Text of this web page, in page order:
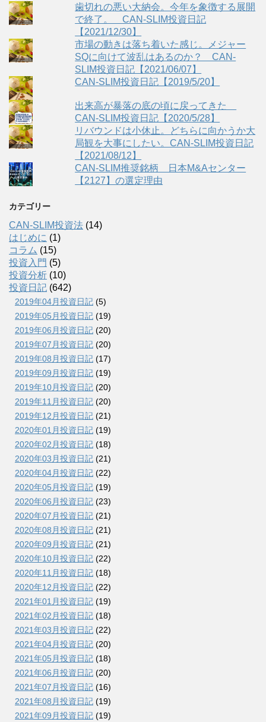
歯切れの悪い大納会。今年を象徴する展開
で終了。 CAN-SLIM投資日記
【2021/12/30】
市場の動きは落ち着いた感じ。メジャー
SQに向けて波乱はあるのか？ CAN-
SLIM投資日記【2021/06/07】
CAN-SLIM投資日記【2019/5/20】
出来高が暴落の底の頃に戻ってきた
CAN-SLIM投資日記【2020/5/28】
リバウンドは小休止。どちらに向かうか大
局観を大事にしたい。CAN-SLIM投資日記
【2021/08/12】
CAN-SLIM推奨銘柄 日本M&Aセンター
【2127】の選定理由
カテゴリー
CAN-SLIM投資法 (14)
はじめに (1)
コラム (15)
投資入門 (5)
投資分析 (10)
投資日記 (642)
2019年04月投資日記 (5)
2019年05月投資日記 (19)
2019年06月投資日記 (20)
2019年07月投資日記 (20)
2019年08月投資日記 (17)
2019年09月投資日記 (19)
2019年10月投資日記 (20)
2019年11月投資日記 (20)
2019年12月投資日記 (21)
2020年01月投資日記 (19)
2020年02月投資日記 (18)
2020年03月投資日記 (21)
2020年04月投資日記 (22)
2020年05月投資日記 (19)
2020年06月投資日記 (23)
2020年07月投資日記 (21)
2020年08月投資日記 (21)
2020年09月投資日記 (21)
2020年10月投資日記 (22)
2020年11月投資日記 (18)
2020年12月投資日記 (22)
2021年01月投資日記 (19)
2021年02月投資日記 (18)
2021年03月投資日記 (22)
2021年04月投資日記 (20)
2021年05月投資日記 (18)
2021年06月投資日記 (20)
2021年07月投資日記 (16)
2021年08月投資日記 (19)
2021年09月投資日記 (19)